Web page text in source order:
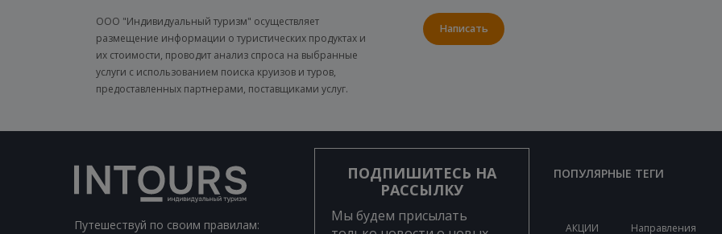
ООО "Индивидуальный туризм" осуществляет
размещение информации о туристических продуктах и
их стоимости, проводит анализ спроса на выбранные
услуги с использованием поиска круизов и туров,
предоставленных партнерами, поставщиками услуг.
Написать
Путешествуй по своим правилам:
ПОДПИШИТЕСЬ НА
РАССЫЛКУ
Мы будем присылать
ПОПУЛЯРНЫЕ ТЕГИ
АКЦИИ Направления